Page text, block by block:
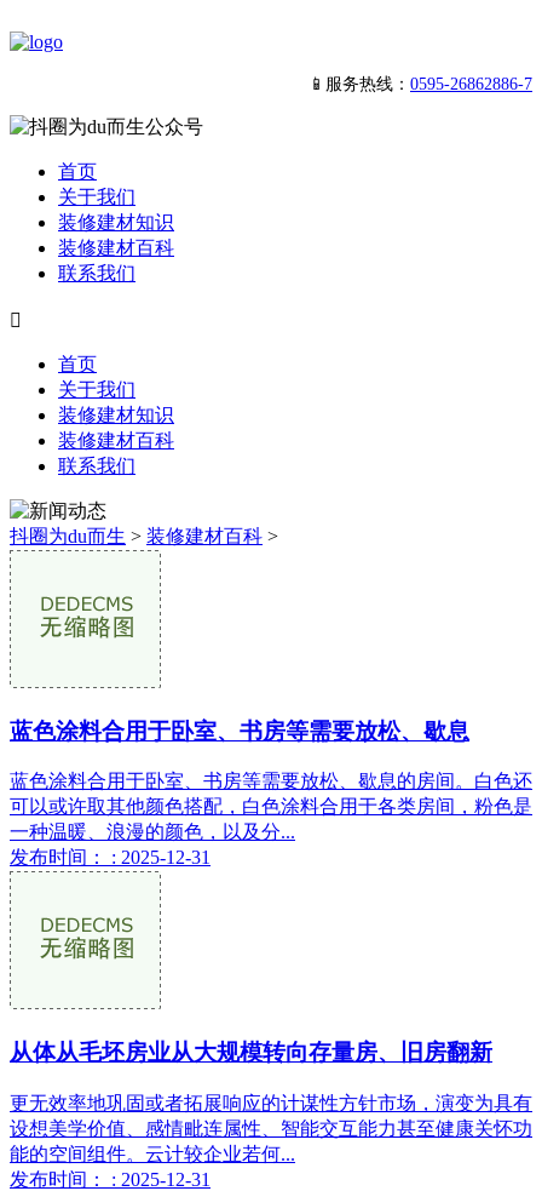
📱服务热线： 0595-26862886-7
首页
关于我们
装修建材知识
装修建材百科
联系我们

首页
关于我们
装修建材知识
装修建材百科
联系我们
抖圈为du而生 > 装修建材百科 >
蓝色涂料合用于卧室、书房等需要放松、歇息
蓝色涂料合用于卧室、书房等需要放松、歇息的房间。白色还
可以或许取其他颜色搭配，白色涂料合用于各类房间，粉色是
一种温暖、浪漫的颜色，以及分...
发布时间： : 2025-12-31
从体从毛坯房业从大规模转向存量房、旧房翻新
更无效率地巩固或者拓展响应的计谋性方针市场，演变为具有
设想美学价值、感情毗连属性、智能交互能力甚至健康关怀功
能的空间组件。云计较企业若何...
发布时间： : 2025-12-31